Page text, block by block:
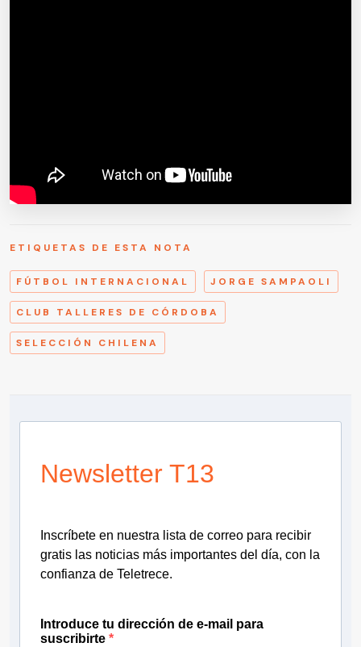
ETIQUETAS DE ESTA NOTA
FÚTBOL INTERNACIONAL JORGE SAMPAOLI
CLUB TALLERES DE CÓRDOBA
SELECCIÓN CHILENA
Newsletter T13
Inscríbete en nuestra lista de correo para recibir
gratis las noticias más importantes del día, con la
confianza de Teletrece.
Introduce tu dirección de e-mail para
suscribirte